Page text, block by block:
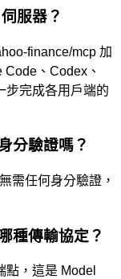
服器？
finance/mcp 加
Code、Codex、
步完成各用戶端的
分驗證嗎？
需任何身分驗證，
種傳輸協定？
點，這是 Model